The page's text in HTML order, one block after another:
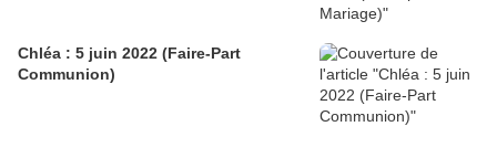
Chléa : 5 juin 2022 (Faire-Part
Communion)